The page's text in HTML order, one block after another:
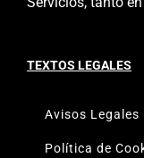
TEXTOS LEGALES
Avisos Legales
Política de